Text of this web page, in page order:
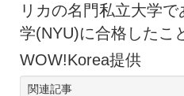
リカの名門私立大学
学(NYU)に合格したこ
WOW!Korea提供
関連記事